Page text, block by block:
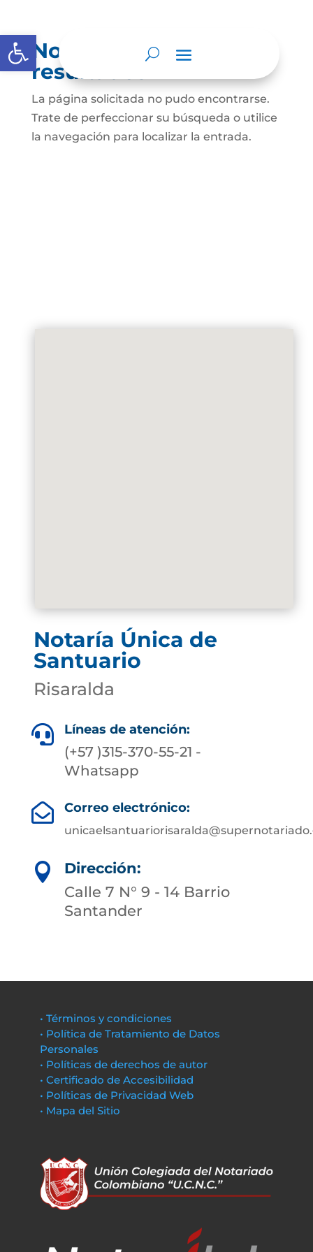
Abrir barra de herramientas
No se encontraron
resultados
La página solicitada no pudo encontrarse.
Trate de perfeccionar su búsqueda o utilice
la navegación para localizar la entrada.
Notaría Única de
Santuario
Risaralda
 Líneas de atención:
(+57 )315-370-55-21 -
Whatsapp
 Correo electrónico:

Dirección:
Calle 7 N° 9 - 14 Barrio
Santander
• Términos y condiciones
• Política de Tratamiento de Datos
Personales
• Políticas de derechos de autor
• Certificado de Accesibilidad
• Políticas de Privacidad Web
• Mapa del Sitio